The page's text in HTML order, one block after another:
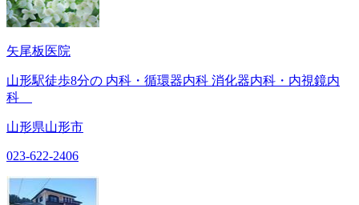
矢尾板医院
山形駅徒歩8分の 内科・循環器内科 消化器内科・内視鏡内
科
山形県山形市
023-622-2406